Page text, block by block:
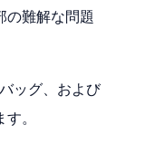
の難解な問題
ッグ、および
。